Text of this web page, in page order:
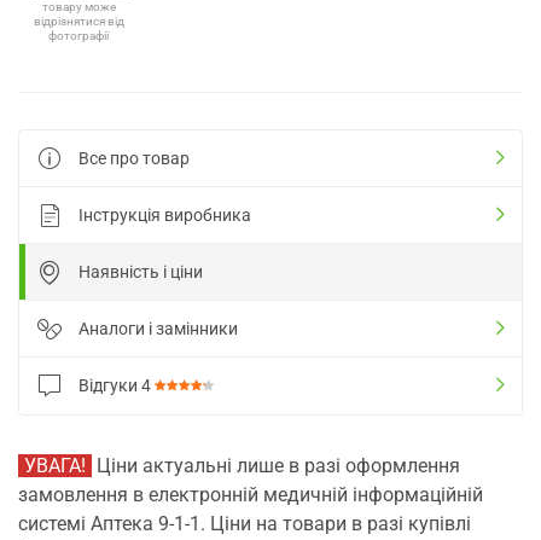
товару може
відрізнятися від
фотографії
Все про товар
Інструкція виробника
Наявність і ціни
Аналоги і замінники
Відгуки 4
УВАГА! Ціни актуальні лише в разі оформлення
замовлення в електронній медичній інформаційній
системі Аптека 9-1-1. Ціни на товари в разі купівлі